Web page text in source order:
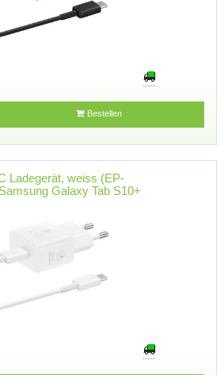
Bestellen
Ladegerät, weiss (EP-
Galaxy Tab S10+